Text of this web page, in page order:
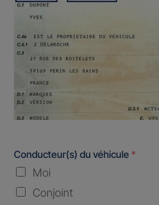
Conducteur(s) du véhicule *
Moi
Conjoint